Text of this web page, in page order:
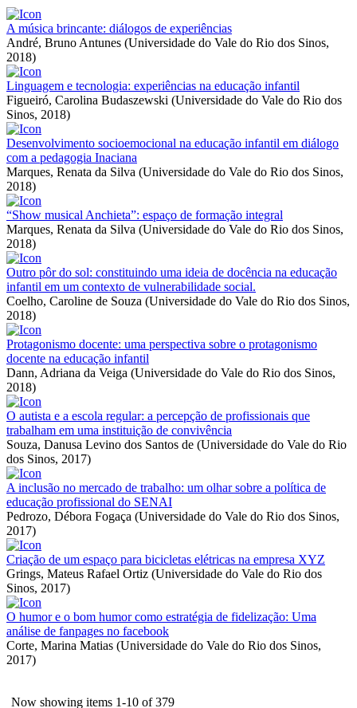
A música brincante: diálogos de experiências
André, Bruno Antunes (Universidade do Vale do Rio dos Sinos,
2018)
Linguagem e tecnologia: experiências na educação infantil
Figueiró, Carolina Budaszewski (Universidade do Vale do Rio dos
Sinos, 2018)
Desenvolvimento socioemocional na educação infantil em diálogo
com a pedagogia Inaciana
Marques, Renata da Silva (Universidade do Vale do Rio dos Sinos,
2018)
“Show musical Anchieta”: espaço de formação integral
Marques, Renata da Silva (Universidade do Vale do Rio dos Sinos,
2018)
Outro pôr do sol: constituindo uma ideia de docência na educação
infantil em um contexto de vulnerabilidade social.
Coelho, Caroline de Souza (Universidade do Vale do Rio dos Sinos,
2018)
Protagonismo docente: uma perspectiva sobre o protagonismo
docente na educação infantil
Dann, Adriana da Veiga (Universidade do Vale do Rio dos Sinos,
2018)
O autista e a escola regular: a percepção de profissionais que
trabalham em uma instituição de convivência
Souza, Danusa Levino dos Santos de (Universidade do Vale do Rio
dos Sinos, 2017)
A inclusão no mercado de trabalho: um olhar sobre a política de
educação profissional do SENAI
Pedrozo, Débora Fogaça (Universidade do Vale do Rio dos Sinos,
2017)
Criação de um espaço para bicicletas elétricas na empresa XYZ
Grings, Mateus Rafael Ortiz (Universidade do Vale do Rio dos
Sinos, 2017)
O humor e o bom humor como estratégia de fidelização: Uma
análise de fanpages no facebook
Corte, Marina Matias (Universidade do Vale do Rio dos Sinos,
2017)
Now showing items 1-10 of 379